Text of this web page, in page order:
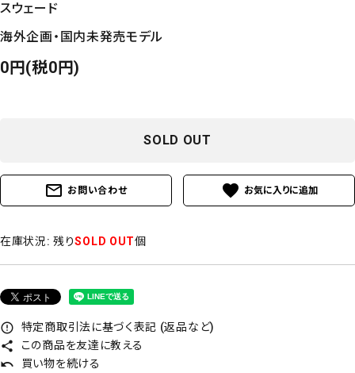
スウェード
海外企画・国内未発売モデル
0円(税0円)
SOLD OUT
mail_outline お問い合わせ favorite
在庫状況: 残りSOLD OUT個
error_outline 特定商取引法に基づく表記 (返品など)
share この商品を友達に教える
undo 買い物を続ける